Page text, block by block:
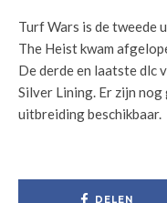
Turf Wars is de tweede
The Heist kwam
De derde en laatste dlc
Silver Lining. Er zijn nog
uitbreiding beschikbaar.
DELEN